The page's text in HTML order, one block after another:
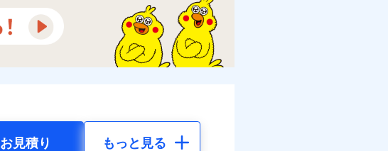
お見積り もっと見る